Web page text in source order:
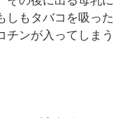
しもタバコを吸った
チンが入ってしまう